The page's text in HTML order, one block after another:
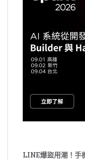
LINE爆盜用潮！手